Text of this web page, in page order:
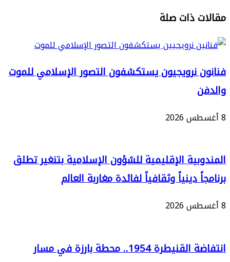
ذات صلة
نرويجيون يستكشفون التصور الإسلامي للموت
الإقليمية للشؤون الإسلامية بتنغير تطلق
دينياً وثقافياً لفائدة مغاربة العالم
انتفاضة القنيطرة 1954.. محطة بارزة في مسار